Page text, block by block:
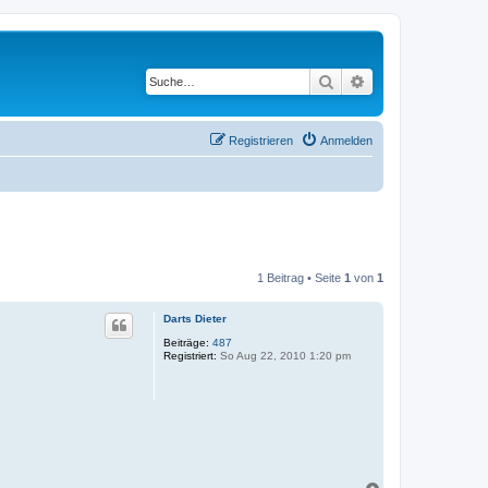
Suche
Anmelden
Registrieren
1 Beitrag • Seite 1 von 1
Darts Dieter
Beiträge: 487
Registriert: So Aug 22, 2010 1:20 pm